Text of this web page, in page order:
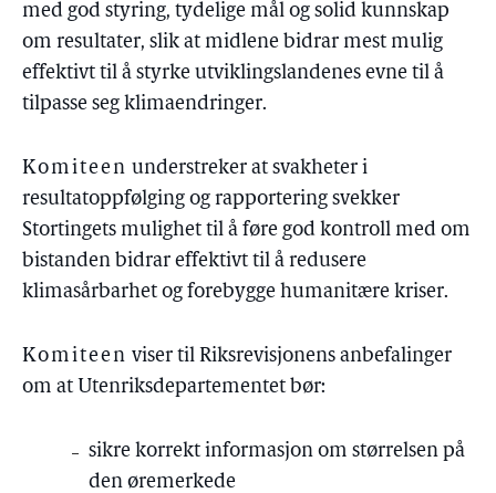
med god styring, tydelige mål og solid kunnskap
om resultater, slik at midlene bidrar mest mulig
effektivt til å styrke utviklingslandenes evne til å
tilpasse seg klimaendringer.
Komiteen understreker at svakheter i
resultatoppfølging og rapportering svekker
Stortingets mulighet til å føre god kontroll med om
bistanden bidrar effektivt til å redusere
klimasårbarhet og forebygge humanitære kriser.
Komiteen viser til Riksrevisjonens anbefalinger
om at Utenriksdepartementet bør:
sikre korrekt informasjon om størrelsen på
den øremerkede